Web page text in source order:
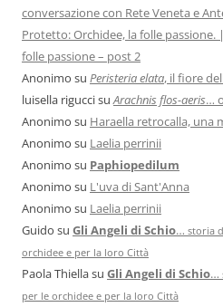
conversazione con Rete Veneta e
Protetto: Orchidee, la folle passione.
folle passione – post 2
Anonimo su Peristeria elata, il fiore
luisella riguccisu Arachnis flos-aeris…
Anonimo su Haraella retrocalla, una
Anonimo su Laelia perrinii
Anonimo su Paphiopedilum
Anonimo su L'uva di Sant'Anna
Anonimo su Laelia perrinii
Guido su Gli Angeli di Schio… storia
orchidee e per la loro Città
Paola Thiellasu Gli Angeli di Schio…
per le orchidee e per la loro Città